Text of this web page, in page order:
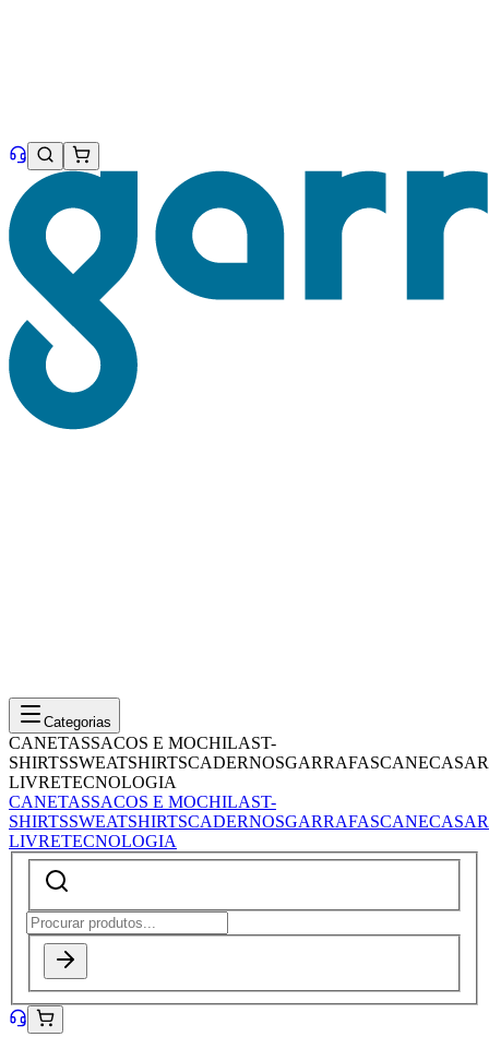
Categorias
CANETASSACOS E MOCHILAST-
SHIRTSSWEATSHIRTSCADERNOSGARRAFASCANECASAR
LIVRETECNOLOGIA
CANETASSACOS E MOCHILAST-
SHIRTSSWEATSHIRTSCADERNOSGARRAFASCANECASAR
LIVRETECNOLOGIA